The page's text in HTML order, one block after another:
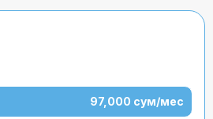
97,000 сум/мес